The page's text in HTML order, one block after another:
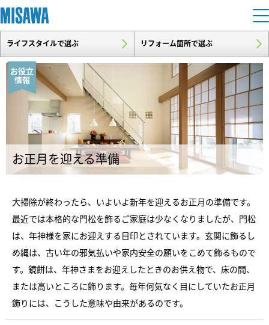
住まい
建てる [注文住宅]
商品ラインアップ
デザイン
建築事例・建築実例
デザイナーズギャラリー
インテリア
住まいづくりガイド
土地活用
個人のお客さま
賃貸住宅
賃貸併用住宅
店舗・各種施設
土地活用モデルルーム見学
土地活用実例
リフォーム
戸建て・マンション
ミサワリフォームとは
リフォームの流れ
リフォームメニュー
リフォーム事例
まちづくり
複合開発・投資開発
複合開発事業（ASMACI-アスマチ-）
再開発・官民連携事業
分譲マンション開発事業
オーナーサポート
サポートメニュー
住まいるりんぐ（ロングサポート）
保証制度
企業・IR情報
企業・IR
展示 場・ イベント情報
カタログ請求
ライフスタイルで選ぶ リフォーム箇所で選ぶ
お役立
情報
お正月を迎える準備
大掃除が終わったら、いよいよ新年を迎えるお正月の準備です。
最近では本格的な門松を飾るご家庭は少なくなりましたが、門松
は、年神様を家にお迎えする目印とされています。玄関に飾るし
め縄は、古い年の邪気払いや家内安全の願いをこめて飾るもので
す。鏡餅は、年神さまをお迎えしたときのお供え物で、床の間、
または高いところに飾ります。毎年何気なく目にしていたお正月
飾りには、こうした意味や由来があるのです。